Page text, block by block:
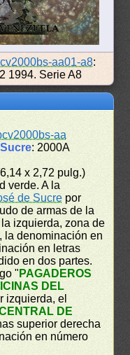
aa01-a8:
1994. Serie A8
aa
: 2000A
x 2,72 pulg.)
verde. A la
de Sucre por
de armas de la
izquierda, zona de
la denominación en
en letras
en dos partes.
" PAGADEROS
DEL
izquierda, el
DE
superior derecha
en número